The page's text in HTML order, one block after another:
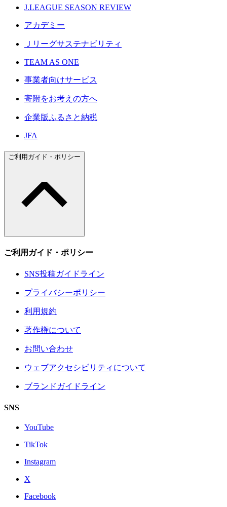
J.LEAGUE SEASON REVIEW
アカデミー
Ｊリーグサステナビリティ
TEAM AS ONE
事業者向けサービス
寄附をお考えの方へ
企業版ふるさと納税
JFA
ご利用ガイド・ポリシー
ご利用ガイド・ポリシー
SNS投稿ガイドライン
プライバシーポリシー
利用規約
著作権について
お問い合わせ
ウェブアクセシビリティについて
ブランドガイドライン
SNS
YouTube
TikTok
Instagram
X
Facebook